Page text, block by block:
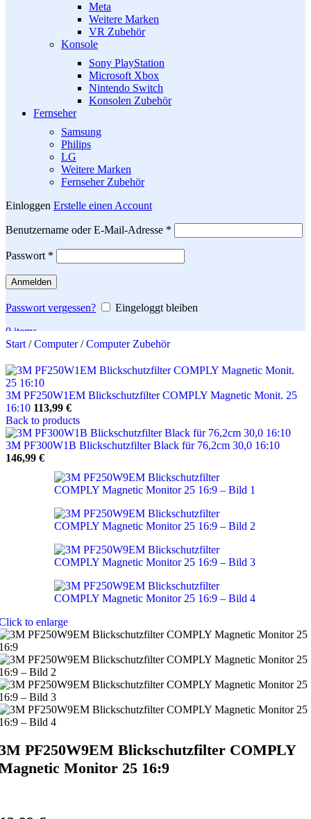
Meta
Weitere Marken
VR Zubehör
Konsole
Sony PlayStation
Microsoft Xbox
Nintendo Switch
Konsolen Zubehör
Fernseher
Samsung
Philips
LG
Weitere Marken
Fernseher Zubehör
Einloggen Erstelle einen Account
Benutzername oder E-Mail-Adresse *
Passwort *
Anmelden
Passwort vergessen?
Eingeloggt bleiben
0items
Search
Start / Computer/ Computer Zubehör
3M PF250W1EM Blickschutzfilter COMPLY Magnetic Monit. 25
16:10 113,99 €
Back to products
3M PF300W1B Blickschutzfilter Black für 76,2cm 30,0 16:10
146,99 €
to enlarge
PF250W9EM Blickschutzfilter COMPLY
Monitor 25 16:9